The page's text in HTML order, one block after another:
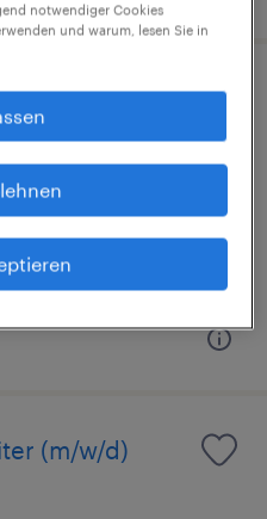
d)
(m/w/d)
notwendiger Cookies
und warum, lesen Sie in